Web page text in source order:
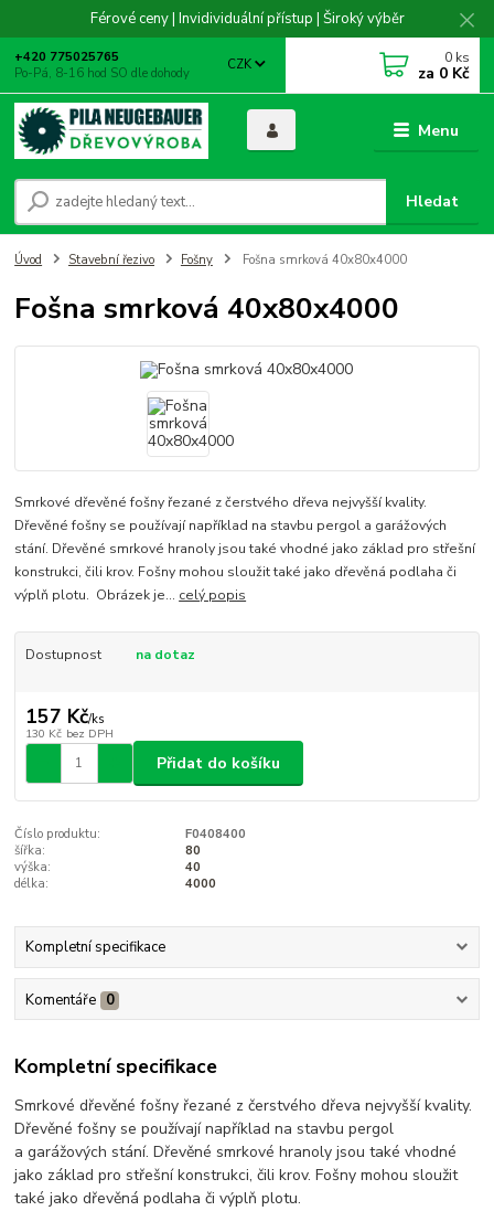
Férové ceny | Invidividuální přístup | Široký výběr
Menu
CZK
Hledat
+420 775025765
Po-Pá, 8-16 hod SO dle dohody
0 ks
za 0 Kč
Úvod Stavební řezivo Fošny Fošna smrková 40x80x4000
Fošna smrková 40x80x4000
Smrkové dřevěné fošny řezané z čerstvého dřeva nejvyšší kvality.
Dřevěné fošny se používají například na stavbu pergol a garážových
stání. Dřevěné smrkové hranoly jsou také vhodné jako základ pro střešní
konstrukci, čili krov. Fošny mohou sloužit také jako dřevěná podlaha či
výplň plotu. Obrázek je... celý popis
Dostupnost na dotaz
157 Kč/ks
130 Kč bez DPH
Přidat do košíku
Číslo produktu:
F0408400
šířka:
80
výška:
40
délka:
4000
Kompletní specifikace
Komentáře 0
Kompletní specifikace
Smrkové dřevěné fošny řezané z čerstvého dřeva nejvyšší kvality.
Dřevěné fošny se používají například na stavbu pergol
a garážových stání. Dřevěné smrkové hranoly jsou také vhodné
jako základ pro střešní konstrukci, čili krov. Fošny mohou sloužit
také jako dřevěná podlaha či výplň plotu.